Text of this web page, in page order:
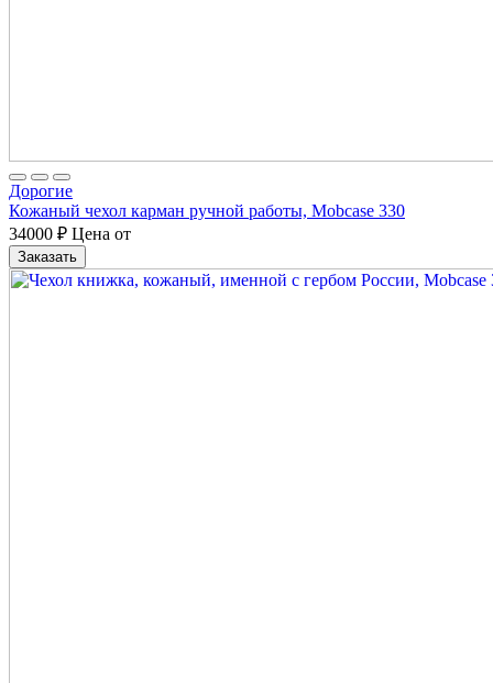
Дорогие
Кожаный чехол карман ручной работы, Mobcase 330
34000 ₽ Цена от
Заказать